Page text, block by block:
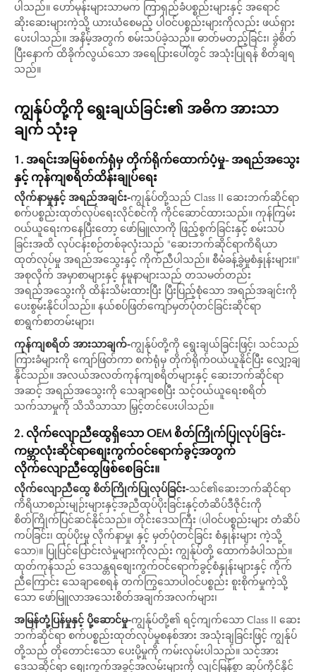
ပါသည်။ ဟော်မုန်းများသာမက ကြာရှည်ခံပစ္စည်းများနှင့် အရောင်
ဆိုးဆေးများကဲ့သို့ ယားယံစေမည့် ပါဝင်ပစ္စည်းများကိုလည်း ဖယ်ရှား
ပေးပါသည်။ အနိမ့်အတွက် စမ်းသပ်ခဲ့သည်။ ဓာတ်မတည့်ခြင်း၊ ခွဲစိတ်
ပြီးနောက် ထိခိုက်လွယ်သော အရေပြားပေါ်တွင် အသုံးပြုရန် စိတ်ချရ
သည်။
ကျွန်ုပ်တို့ကို ရွေးချယ်ခြင်း၏ အဓိက အားသာ
ချက် သုံးခု
1. အရင်းအမြစ်စက်ရုံမှ တိုက်ရိုက်ထောက်ပံ့မှု- အရည်အသွေး
နှင့် ကုန်ကျစရိတ်ထိန်းချုပ်ရေး
လိုက်နာမှုနှင့် အရည်အချင်း-ကျွန်ုပ်တို့သည် Class II ဆေးဘက်ဆိုင်ရာ
စက်ပစ္စည်းထုတ်လုပ်ရေးလိုင်စင်ကို ကိုင်ဆောင်ထားသည်။ ကုန်ကြမ်း
ဝယ်ယူရေးကနေပြီးတော့ ဖော်မြူလာကို ဖြည့်စွက်ခြင်းနှင့် စမ်းသပ်
ခြင်းအထိ လုပ်ငန်းစဉ်တစ်ခုလုံးသည် "ဆေးဘက်ဆိုင်ရာကိရိယာ
ထုတ်လုပ်မှု အရည်အသွေးနှင့် ကိုက်ညီပါသည်။ စီမံခန့်ခွဲမှုစံနှုန်းများ။"
အစုလိုက် အမှာစာများနှင့် နမူနာများသည် တသမတ်တည်း
အရည်အသွေးကို ထိန်းသိမ်းထားပြီး ပြီးပြည့်စုံသော အရည်အချင်းကို
ပေးစွမ်းနိုင်ပါသည်။ နယ်စပ်ဖြတ်ကျော်မှတ်ပုံတင်ခြင်းဆိုင်ရာ
စာရွက်စာတမ်းများ၊
ကုန်ကျစရိတ် အားသာချက်-ကျွန်ုပ်တို့ကို ရွေးချယ်ခြင်းဖြင့်၊ သင်သည်
ကြားခံများကို ကျော်ဖြတ်ကာ စက်ရုံမှ တိုက်ရိုက်ဝယ်ယူနိုင်ပြီး လျှော့ချ
နိုင်သည်။ အလယ်အလတ်ကုန်ကျစရိတ်များနှင့် ဆေးဘက်ဆိုင်ရာ
အဆင့် အရည်အသွေးကို သေချာစေပြီး သင့်ဝယ်ယူရေးစရိတ်
သက်သာမှုကို သိသိသာသာ မြှင့်တင်ပေးပါသည်။
2. လိုက်လျောညီထွေရှိသော OEM စိတ်ကြိုက်ပြုလုပ်ခြင်း-
ကမ္ဘာလုံးဆိုင်ရာစျေးကွက်ဝင်ရောက်ခွင့်အတွက်
လိုက်လျောညီထွေဖြစ်စေခြင်း။
လိုက်လျောညီထွေ စိတ်ကြိုက်ပြုလုပ်ခြင်း-သင်၏ဆေးဘက်ဆိုင်ရာ
ကိရိယာစည်းမျဉ်းများနှင့်အညီထုပ်ပိုးခြင်းနှင့်တံဆိပ်ဒီဇိုင်းကို
စိတ်ကြိုက်ပြင်ဆင်နိုင်သည်။ တိုင်းဒေသကြီး (ပါဝင်ပစ္စည်းများ တံဆိပ်
ကပ်ခြင်း၊ ထုပ်ပိုးမှု လိုက်နာမှု၊ နှင့် မှတ်ပုံတင်ခြင်း စံနှုန်းများ ကဲ့သို့
သော)။ ပြုပြင်ပြောင်းလဲမှုများကိုလည်း ကျွန်ုပ်တို့ ထောက်ခံပါသည်။
ထုတ်ကုန်သည် ဒေသန္တရစျေးကွက်ဝင်ရောက်ခွင့်စံနှုန်းများနှင့် ကိုက်
ညီကြောင်း သေချာစေရန် တက်ကြွသောပါဝင်ပစ္စည်း စူးစိုက်မှုကဲ့သို့
သော ဖော်မြူလာအသေးစိတ်အချက်အလက်များ၊
အမြန်တုံ့ပြန်မှုနှင့် ပို့ဆောင်မှု-ကျွန်ုပ်တို့၏ ရင့်ကျက်သော Class II ဆေး
ဘက်ဆိုင်ရာ စက်ပစ္စည်းထုတ်လုပ်မှုစနစ်အား အသုံးချခြင်းဖြင့် ကျွန်ုပ်
တို့သည် တိုတောင်းသော ပေးပို့မှုကို ကမ်းလှမ်းပါသည်။ သင့်အား
ဒေသဆိုင်ရာ စျေးကွက်အခွင့်အလမ်းများကို လျင်မြန်စွာ ဆုပ်ကိုင်နိုင်